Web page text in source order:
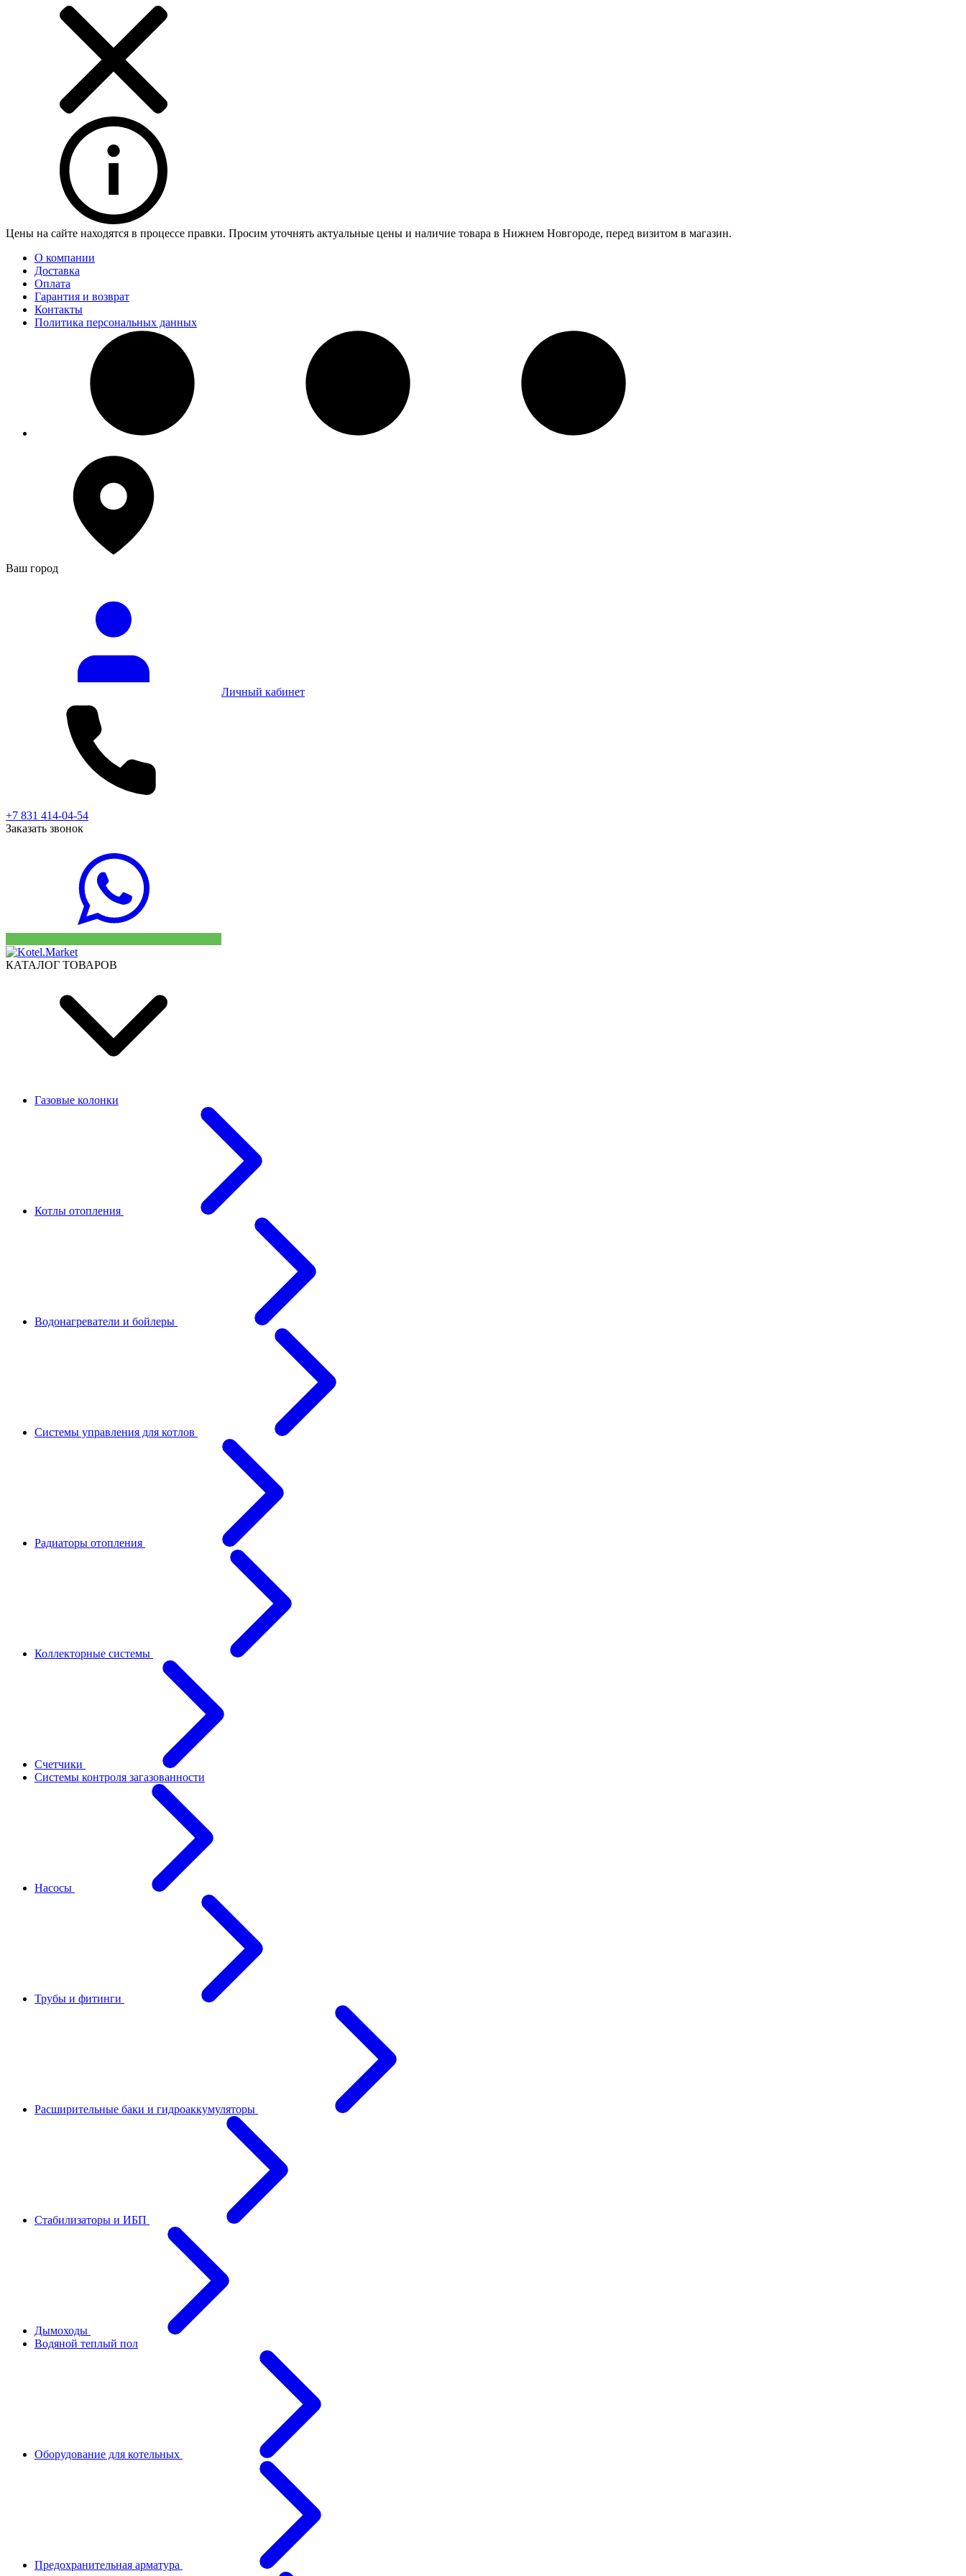
Цены на сайте находятся в процессе правки. Просим уточнять актуальные цены и наличие товара в Нижнем Новгороде, перед визитом в магазин.
О компании
Доставка
Оплата
Гарантия и возврат
Контакты
Политика персональных данных
Ваш город
Личный кабинет
+7 831 414-04-54
Заказать звонок
КАТАЛОГ ТОВАРОВ
Газовые колонки
Котлы отопления
Водонагреватели и бойлеры
Системы управления для котлов
Радиаторы отопления
Коллекторные системы
Счетчики
Системы контроля загазованности
Насосы
Трубы и фитинги
Расширительные баки и гидроаккумуляторы
Стабилизаторы и ИБП
Дымоходы
Водяной теплый пол
Оборудование для котельных
Предохранительная арматура